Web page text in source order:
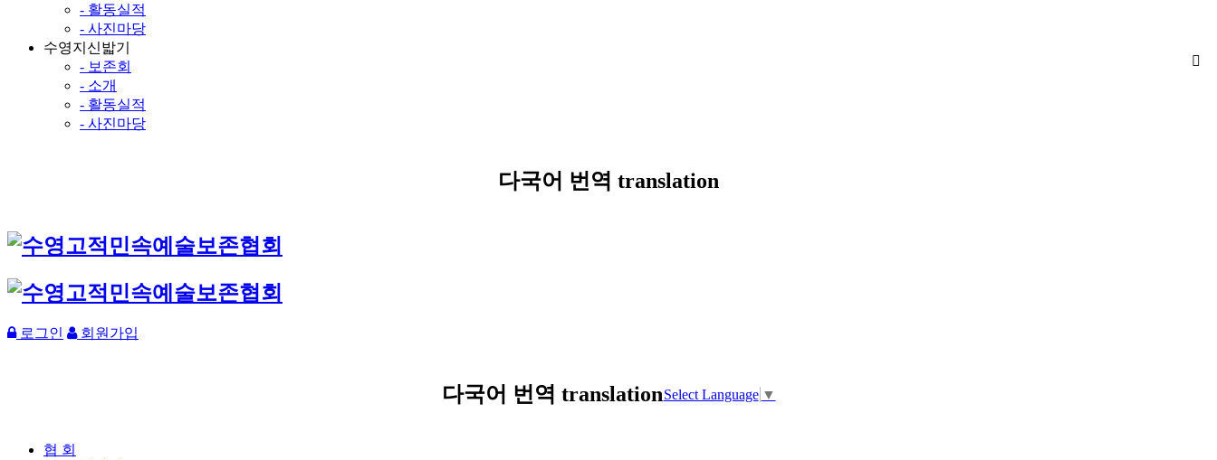
- 활동실적
- 사진마당
수영지신밟기
- 보존회
- 소개
- 활동실적
- 사진마당
다국어 번역 translation
로그인 회원가입
다국어 번역 translationSelect Language ▼
협 회